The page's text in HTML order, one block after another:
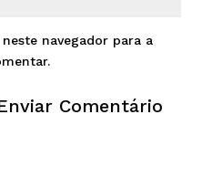
navegador para a